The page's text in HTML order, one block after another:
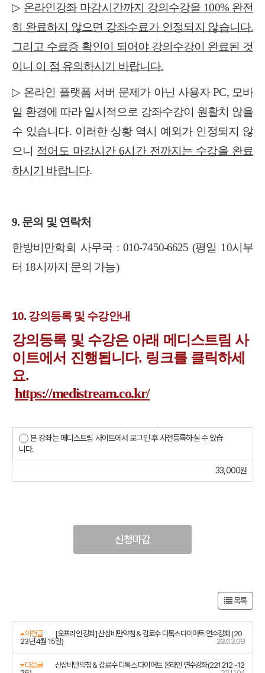
▷ 온라인강좌 마감시간까지 강의수강을 100% 완전
히 완료하지 않으면 강좌수료가 인정되지 않습니다.
그리고 수료증 확인이 되어야 강의수강이 완료된 것
이니 이 점 유의하시기 바랍니다.
▷ 온라인 플랫폼 서버 문제가 아닌 사용자PC, 모바
일 환경에 따라 일시적으로 강좌수강이 원활치 않을
수 있습니다. 이러한 상황 역시 예외가 인정되지 않
으니 적어도 마감시간6시간 전까지는 수강을 완료
하시기 바랍니다.
9. 문의 및 연락처
한방비만학회 사무국: 010-7450-6625 (평일 10시부
터 18시까지 문의 가능)
10. 강의등록 및 수강안내
강의등록 및 수강은 아래 메디스트림 사
이트에서 진행됩니다. 링크를 클릭하세
요.
https://medistream.co.kr/
본 강좌는 메디스트림 사이트에서 로그인 후 사전등록하실 수 있습
니다.
33,000원
신청마감
목록
이전글
[오프라인 강좌] 산삼비만약침 & 감로수 디톡스다이어트 연수강좌 (20
23년 4월 15일)
23.03.09
다음글
산삼비만약침 & 감로수 디톡스 다이어트 온라인 연수강좌(221212~12